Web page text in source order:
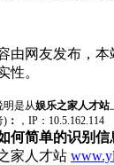
由网友发布，
性。
明是从娱乐之家人才站
) ： ，IP：10.5.162.114
何简单的识别信
家人才站